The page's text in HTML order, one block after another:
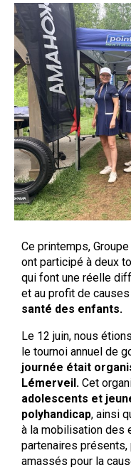
Ce printemps,
ont participé à deux
qui font une réelle
et au profit de
santé des enfants.
Le 12 juin, nous
le tournoi annuel de
journée était
Lémerveil. Cet
adolescents et
polyhandicap, ainsi
à la mobilisation des
partenaires présents,
amassés pour la